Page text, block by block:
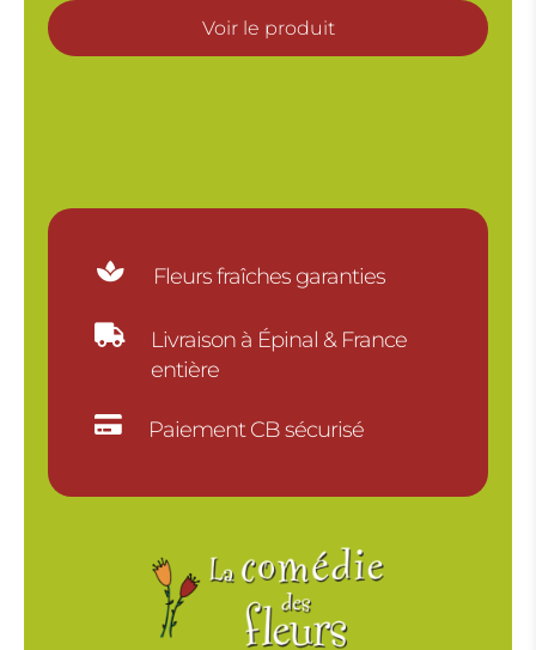
Voir le produit
 Fleurs fraîches garanties

Livraison à Épinal & France
entière
 Paiement CB sécurisé